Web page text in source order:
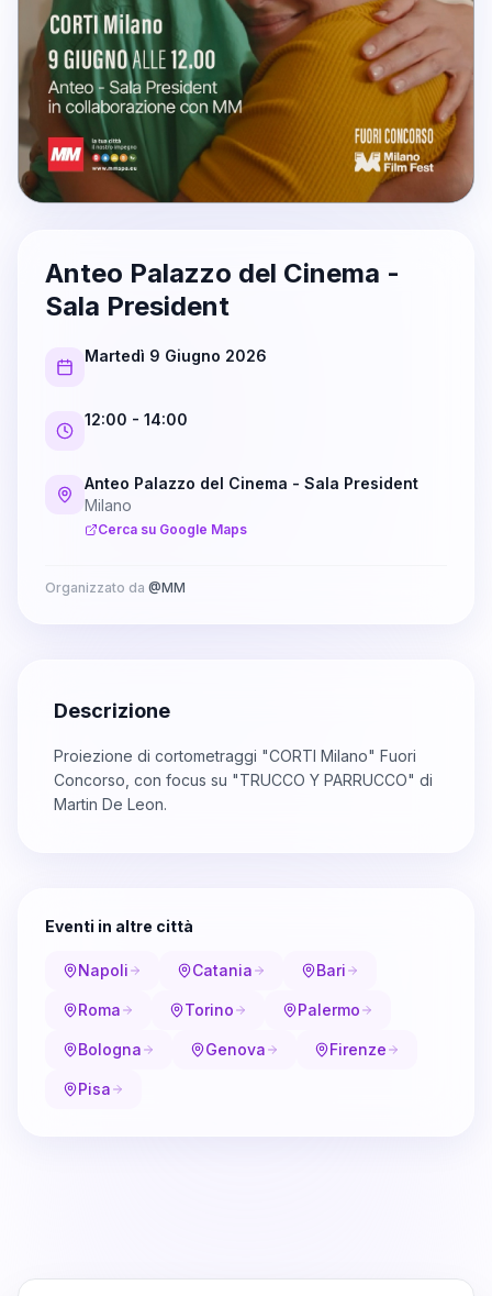
Anteo Palazzo del Cinema -
Sala President
Martedì 9 Giugno 2026
12:00 - 14:00
Anteo Palazzo del Cinema - Sala President
Milano
Cerca su Google Maps
Organizzato da @MM
Descrizione
Proiezione di cortometraggi "CORTI Milano" Fuori
Concorso, con focus su "TRUCCO Y PARRUCCO" di
Martin De Leon.
Eventi in altre città
Napoli Catania Bari
Roma Torino Palermo
Bologna Genova Firenze
Pisa